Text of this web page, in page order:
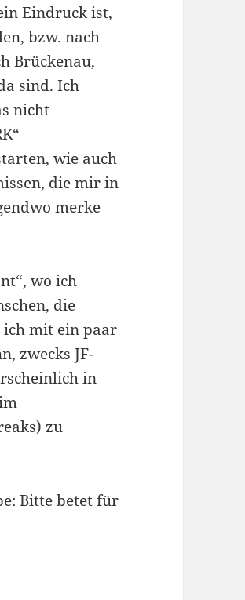
Eindruck ist,
bzw. nach
Brückenau,
sind. Ich
nicht
wie auch
die mir in
merke
wo ich
die
ich mit ein paar
zwecks JF-
in
zu
Bitte betet für